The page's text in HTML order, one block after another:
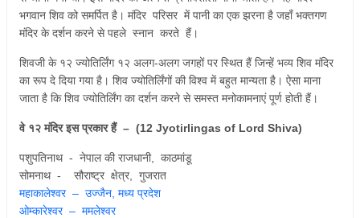
भगवान शिव को समर्पित है। मंदिर परिसर में पानी का एक झरना है जहाँ भक्तगण
मंदिर के दर्शन करने से पहले स्नान करते हैं।
शिवजी के १२ ज्योतिर्लिंग १२ अलग-अलग जगहों पर स्थित हैं जिन्हें भव्य शिव मंदिर
का रूप दे दिया गया है। शिव ज्योतिर्लिंगों की विश्व में बहुत मान्यता है। ऐसा माना
जाता है कि शिव ज्योतिर्लिंग का दर्शन करने से समस्त मनोकामनाएं पूर्ण होती हैं।
वे १२ मंदिर इस प्रकार हैं – (12 Jyotirlingas of Lord Shiva)
पशुपतिनाथ - नेपाल की राजधानी, काठमांडू
सोमनाथ - सौराष्ट्र क्षेत्र, गुजरात
महाकालेश्वर – उज्जैन, मध्य प्रदेश
ओम्कारेश्वर – ममलेश्वर